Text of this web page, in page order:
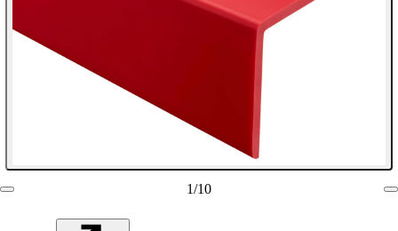
1/10